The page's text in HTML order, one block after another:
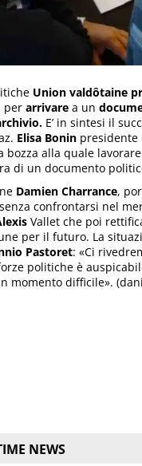
Union valdôtaine
per arrivare a un
E’ in sintesi il
Elisa Bonin presidente
bozza alla quale
di un documento
Damien Charrance,
confrontarsi nel
Vallet che poi
per il futuro. La
Pastoret: «Ci
politiche è
momento difficile».
NEWS